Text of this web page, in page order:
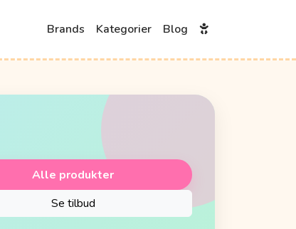
Brands Kategorier Blog
Alle produkter
Se tilbud